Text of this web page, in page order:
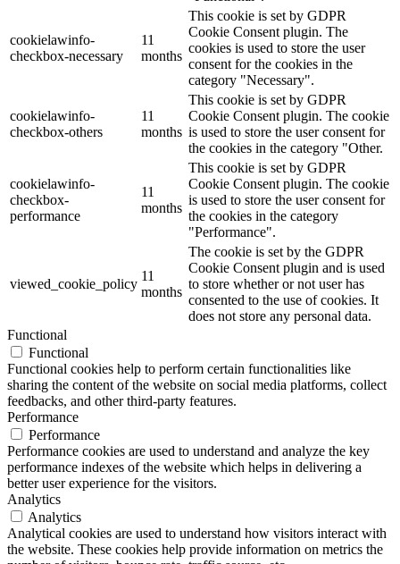
cookielawinfo-
checkbox-necessary
11
months
This cookie is set by GDPR
Cookie Consent plugin. The
cookies is used to store the user
consent for the cookies in the
category "Necessary".
cookielawinfo-
checkbox-others
11
months
This cookie is set by GDPR
Cookie Consent plugin. The cookie
is used to store the user consent for
the cookies in the category "Other.
cookielawinfo-
checkbox-
performance
11
months
This cookie is set by GDPR
Cookie Consent plugin. The cookie
is used to store the user consent for
the cookies in the category
"Performance".
viewed_cookie_policy
11
months
The cookie is set by the GDPR
Cookie Consent plugin and is used
to store whether or not user has
consented to the use of cookies. It
does not store any personal data.
Functional
Functional
Functional cookies help to perform certain functionalities like
sharing the content of the website on social media platforms, collect
feedbacks, and other third-party features.
Performance
Performance
Performance cookies are used to understand and analyze the key
performance indexes of the website which helps in delivering a
better user experience for the visitors.
Analytics
Analytics
Analytical cookies are used to understand how visitors interact with
the website. These cookies help provide information on metrics the